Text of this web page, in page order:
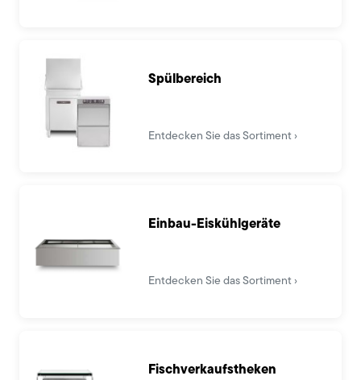
Spülbereich
Entdecken Sie das Sortiment
Einbau-Eiskühlgeräte
Entdecken Sie das Sortiment
Fischverkaufstheken